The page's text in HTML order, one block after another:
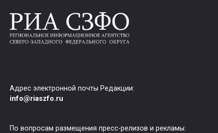
Адрес электронной почты Редакции:
info@riaszfo.ru
По вопросам размещения пресс-релизов и рекламы: